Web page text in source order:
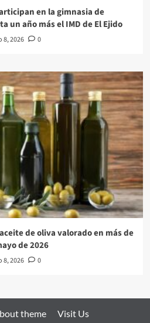
en la gimnasia de
un año más el IMD de El Ejido
8, 2026 0
de oliva valorado en más de
de 2026
8, 2026 0
theme Visit Us